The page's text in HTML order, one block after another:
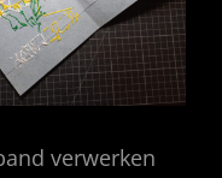
verwerken